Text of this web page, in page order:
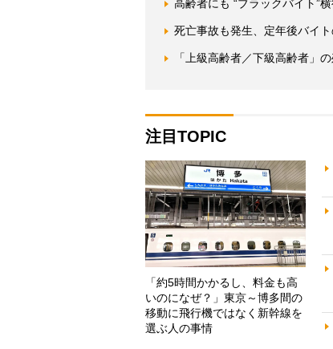
高齢者にも “ブラックバイト”
死亡事故も発生、定年後バイ
「上級高齢者／下級高齢者」
注目TOPIC
「約5時間かかるし、料金も高
いのになぜ？」東京～博多間の
移動に飛行機ではなく新幹線を
選ぶ人の事情